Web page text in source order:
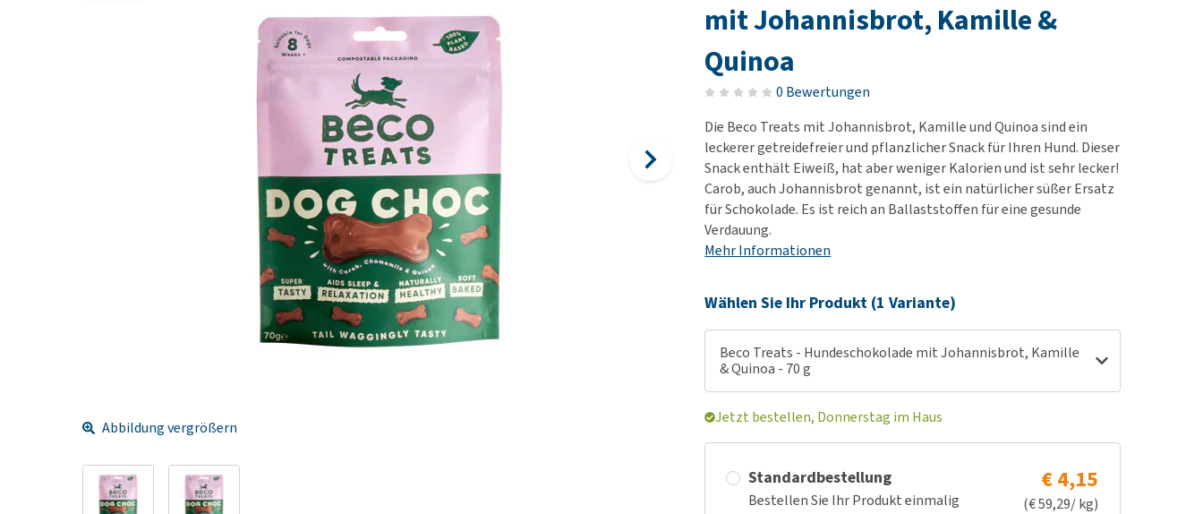
Alles ansehen
Training
Hundekotbeutel und
Medizinisches Zubehör
Harn-, Nieren- und
Leberprobleme
Haut-/Fellprobleme und
Juckreiz
Alles ansehen
mit Johannisbrot, Kamille &
Quinoa
0 Bewertungen
Die Beco Treats mit Johannisbrot, Kamille und Quinoa sind ein
leckerer getreidefreier und pflanzlicher Snack für Ihren Hund. Dieser
Snack enthält Eiweiß, hat aber weniger Kalorien und ist sehr lecker!
Carob, auch Johannisbrot genannt, ist ein natürlicher süßer Ersatz
für Schokolade. Es ist reich an Ballaststoffen für eine gesunde
Verdauung.
Mehr Informationen
Abbildung vergrößern
Wählen Sie Ihr Produkt (1 Variante)
Beco Treats - Hundeschokolade mit Johannisbrot, Kamille
& Quinoa - 70 g
Jetzt bestellen, Donnerstag im Haus
Standardbestellung
Bestellen Sie Ihr Produkt einmalig
€ 4,15
(€ 59,29/ kg)